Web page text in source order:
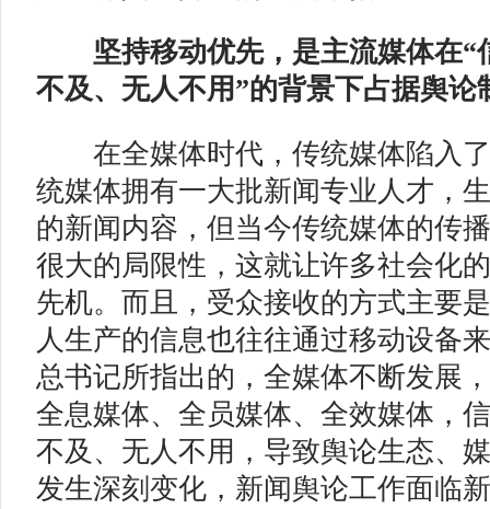
坚持移动优先，是主流媒体在“
不及、无人不用”的背景下占据舆论
在全媒体时代，传统媒体陷入了
统媒体拥有一大批新闻专业人才，
的新闻内容，但当今传统媒体的传
很大的局限性，这就让许多社会化
先机。而且，受众接收的方式主要
人生产的信息也往往通过移动设备
总书记所指出的，全媒体不断发展
全息媒体、全员媒体、全效媒体，
不及、无人不用，导致舆论生态、
发生深刻变化，新闻舆论工作面临